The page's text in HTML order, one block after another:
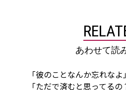
あわせて読
「彼のことなんか忘れなよ
「ただで済むと思ってる